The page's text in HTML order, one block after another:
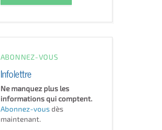
ABONNEZ-VOUS
Infolettre
Ne manquez plus les
informations qui comptent.
Abonnez-vous dès
maintenant.